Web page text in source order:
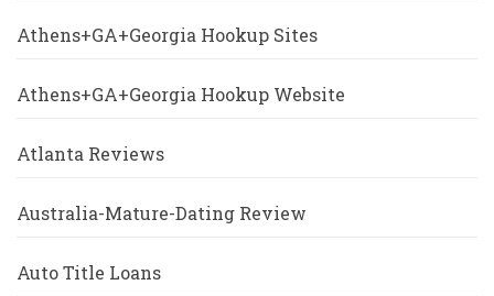
Athens+GA+Georgia Hookup Sites
Athens+GA+Georgia Hookup Website
Atlanta Reviews
Australia-Mature-Dating Review
Auto Title Loans